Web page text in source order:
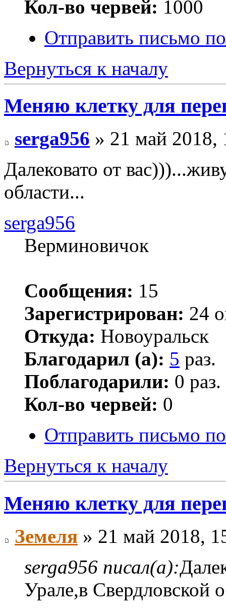
Кол-во червей: 1000
Отправить письмо
Вернуться к началу
Меняю клетку для
serga956 » 21 май 2018,
Далековато от
области...
serga956
Верминовичок
Сообщения: 15
Зарегистрирован: 24
Откуда: Новоуральск
Благодарил (а): 5 раз.
Поблагодарили: 0 раз.
Кол-во червей: 0
Отправить письмо
Вернуться к началу
Меняю клетку для
Земеля » 21 май 2018,
serga956 писал(а):
Урале,в Свердловской